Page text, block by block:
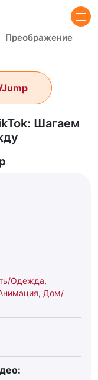
Преображение
Шагаем
Одежда,
, Дом/